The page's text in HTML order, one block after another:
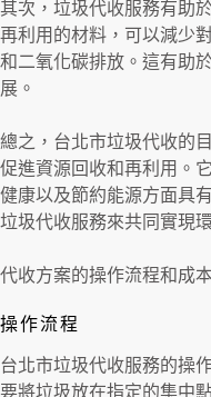
其次，垃圾代收服務有助
再利用的材料，可以減少
和二氧化碳排放。這有助
展。
總之，台北市垃圾代收的
促進資源回收和再利用。
健康以及節約能源方面具
垃圾代收服務來共同實現
代收方案的操作流程和成
操作流程
台北市垃圾代收服務的操
要將垃圾放在指定的集中